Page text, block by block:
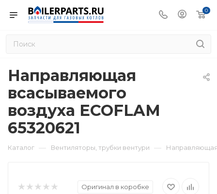
0
Направляющая
всасываемого
воздуха ECOFLAM
65320621
Каталог — Вентиляторы, трубки вентури — Направляющая
Оригинал в коробке